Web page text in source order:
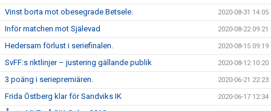
Vinst borta mot obesegrade Betsele. 2020-08-31 14:05
Inför matchen mot Själevad 2020-08-22 09:21
Hedersam förlust i seriefinalen. 2020-08-15 09:19
SvFF:s riktlinjer – justering gällande publik 2020-08-12 10:20
3 poäng i seriepremiären. 2020-06-21 22:23
Frida Östberg klar för Sandviks IK 2020-06-17 12:34